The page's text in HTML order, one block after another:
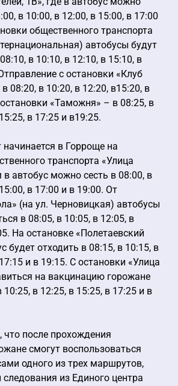
в 10:00, в 12:00, в 15:00, в 17:00
общественного транспорта
автобусы будут
в 10:10, в 12:10, в 15:10, в
с остановки «Клуб
08:20, в 10:20, в 12:20, в15:20, в
«Таможня» – в 08:25, в
в 17:25 и в19:25.
в Горроще на
транспорта «Улица
в автобус можно сесть в 08:00, в
в 17:00 и в 19:00. От
(на ул. Черновицкая) автобусы
в 08:05, в 10:05, в 12:05, в
На остановке «Полетаевский
будет отходить в 08:15, в 10:15, в
и в 19:15. С остановки «Улица
на вакцинацию горожане
10:25, в 12:25, в 15:25, в 17:25 и в
что после прохождения
смогут воспользоваться
одного из трех маршрутов,
из Единого центра